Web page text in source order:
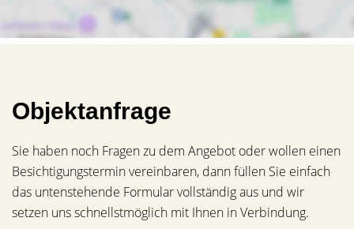
Objektanfrage
Sie haben noch Fragen zu dem Angebot oder wollen einen
Besichtigungstermin vereinbaren, dann füllen Sie einfach
das untenstehende Formular vollständig aus und wir
setzen uns schnellstmöglich mit Ihnen in Verbindung.